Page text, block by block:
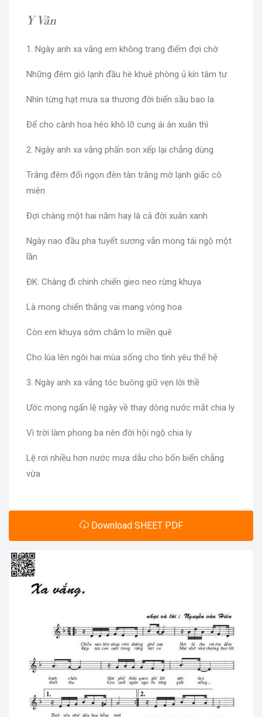
Y Vân
1. Ngày anh xa vắng em không trang điểm đợi chờ
Những đêm gió lạnh đầu hè khuê phòng ủ kín tâm tư
Nhìn từng hạt mưa sa thương đời biển sầu bao la
Để cho cành hoa héo khô lỡ cung ái ân xuân thì
2. Ngày anh xa vắng phấn son xếp lại chẳng dùng
Trắng đêm đối ngọn đèn tàn trăng mờ lạnh giấc cô
miên
Đợi chàng một hai năm hay là cả đời xuân xanh
Ngày nao đầu pha tuyết sương vẫn mong tái ngộ một
lần
ĐK: Chàng đi chinh chiến gieo neo rừng khuya
Là mong chiến thắng vai mang vòng hoa
Còn em khuya sớm chăm lo miền quê
Cho lúa lên ngôi hai mùa sống cho tình yêu thế hệ
3. Ngày anh xa vắng tóc buông giữ vẹn lời thề
Ước mong ngấn lệ ngày về thay dòng nước mắt chia ly
Vì trời làm phong ba nên đời hội ngộ chia ly
Lệ rơi nhiều hơn nước mưa dẫu cho bốn biển chẳng
vừa
Download SHEET PDF